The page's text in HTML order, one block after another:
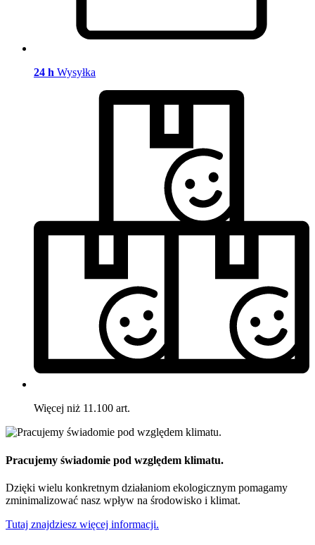
24 h Wysyłka
Więcej niż 11.100 art.
Pracujemy świadomie pod względem klimatu.
Dzięki wielu konkretnym działaniom ekologicznym pomagamy
zminimalizować nasz wpływ na środowisko i klimat.
Tutaj znajdziesz więcej informacji.